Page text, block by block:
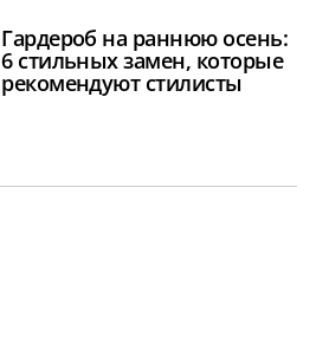
Гардероб на раннюю осень:
6 стильных замен, которые
рекомендуют стилисты